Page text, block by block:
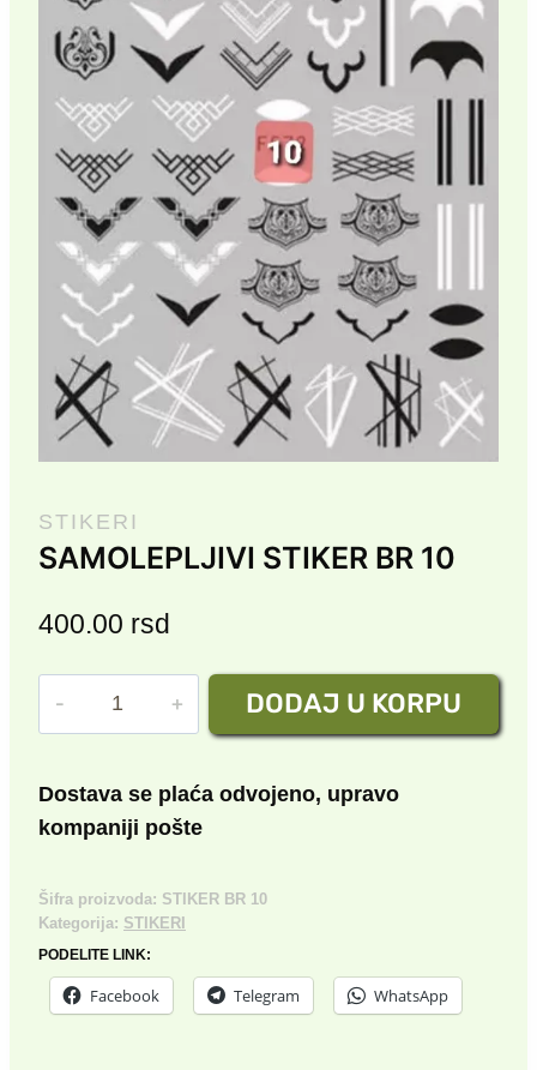
STIKERI
SAMOLEPLJIVI STIKER BR 10
400.00 rsd
SAMOLEPLJIVI
10
količina
DODAJ U KORPU
Dostava se plaća odvojeno, upravo
kompaniji pošte
Šifra proizvoda: STIKER BR 10
Kategorija: STIKERI
PODELITE LINK:
Facebook Telegram WhatsApp